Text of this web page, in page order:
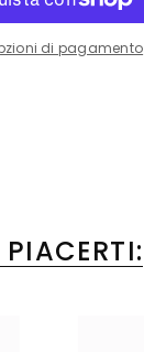
di pagamento
PIACERTI: